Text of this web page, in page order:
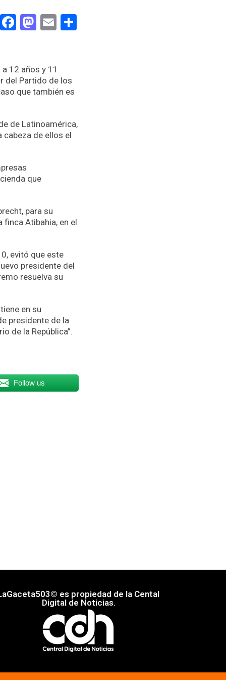
Facebook
Mastodon
Email
12 años y 11
del Partido de los
que también es
de Latinoamérica,
cabeza de ellos el
que
para su
Atibahia, en el
evitó que este
presidente del
resuelva su
en su
presidente de la
de la República”.
Follow us
es propiedad de la Cental
Digital de Noticias.